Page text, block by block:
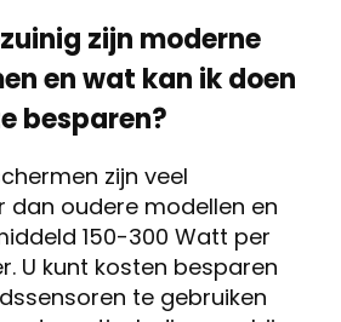
zijn moderne
en wat kan ik doen
besparen?
zijn veel
dan oudere modellen en
150-300 Watt per
U kunt kosten besparen
te gebruiken